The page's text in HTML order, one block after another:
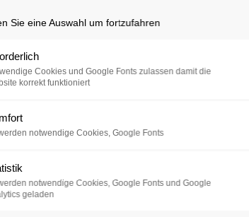
Sie eine Auswahl um fortzufahren
Cookies und Google Fonts zulassen damit die
korrekt funktioniert
notwendige Cookies, Google Fonts
notwendige Cookies, Google Fonts und Google
geladen